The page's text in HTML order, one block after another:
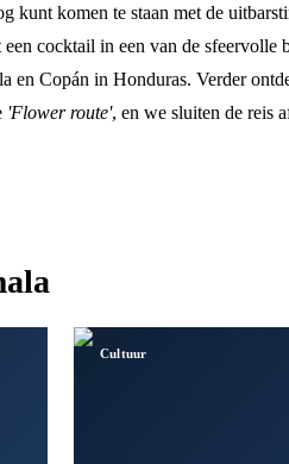
kunt komen te staan met de
cocktail in een van de sfeervolle
en Copán in Honduras. Verder
'Flower route', en we sluiten de reis
Cultuur